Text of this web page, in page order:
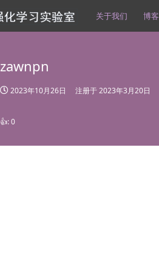
关于我们 博客
zawnpn
2023年10月26日 注册于2023年3月20日
👍:0